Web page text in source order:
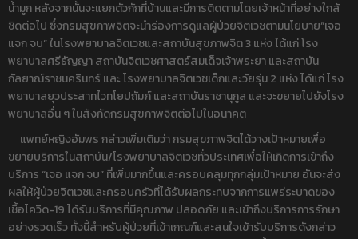
น้ำมูก หลังจากนั้นจะแยกตัวกักที่บ้านและมีการติดตามโดยเจ้าหน้าที่อย่างใกล้
ชิดต่อไป ซึ่งกรมสุขภาพจิตจะนำร่องการดูแลผู้ป่วยจิตเวชตามนโยบาย“เจอ
แจก จบ” ในโรงพยาบาลจิตเวชและสถาบันสุขภาพจิต 3 แห่ง ได้แก่ โรง
พยาบาลศรีธัญญา สถาบันจิตเวชศาสตร์สมเด็จเจ้าพระยา และสถาบัน
กัลยาณ์ราชนครินทร์ และ โรงพยาบาลจิตเวชเด็กและวัยรุ่น 2 แห่ง ได้แก่ โรง
พยาบาลยุวประสาทไวทโยปถัมภ์ และสถาบันราชานุกูล และจะขยายไปยังโรง
พยาบาลอื่น ๆ ในสังกัดกรมสุขภาพจิตต่อไปในอนาคต
แพทย์หญิงอัมพร กล่าวเพิ่มเติมว่า กรมสุขภาพจิตได้วางเป้าหมายเพื่อ
ขยายบริการในสถาบัน/โรงพยาบาลจิตเวชทั่วประเทศเพื่อให้เกิดการเข้าถึง
บริการ “เจอ แจก จบ” ที่เพิ่มมากขึ้นและครอบคลุมทุกกลุ่มเป้าหมาย อันจะส่ง
ผลให้ผู้ป่วยจิตเวชและครอบครัวที่ได้รับผลกระทบจากการแพร่ระบาดของ
เชื้อโควิด-19 ได้รับบริการที่มีคุณภาพ ปลอดภัย และเข้าถึงบริการการรักษา
อย่างรวดเร็ว ทั้งนี้สำหรับผู้ป่วยที่เข้าเกณฑ์และสนใจเข้ารับบริการดังกล่าว